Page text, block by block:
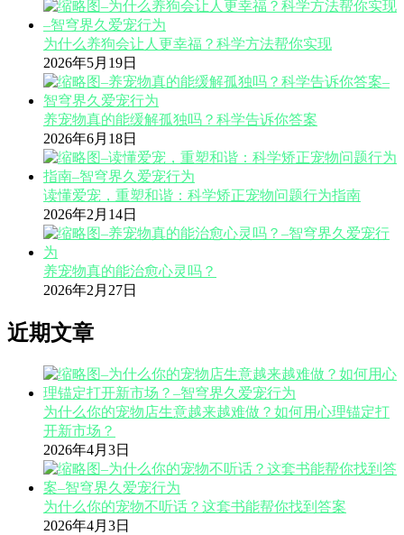
为什么养狗会让人更幸福？科学方法帮你实现
2026年5月19日
养宠物真的能缓解孤独吗？科学告诉你答案
2026年6月18日
读懂爱宠，重塑和谐：科学矫正宠物问题行为指南
2026年2月14日
养宠物真的能治愈心灵吗？
2026年2月27日
近期文章
为什么你的宠物店生意越来越难做？如何用心理锚定打
开新市场？
2026年4月3日
为什么你的宠物不听话？这套书能帮你找到答案
2026年4月3日